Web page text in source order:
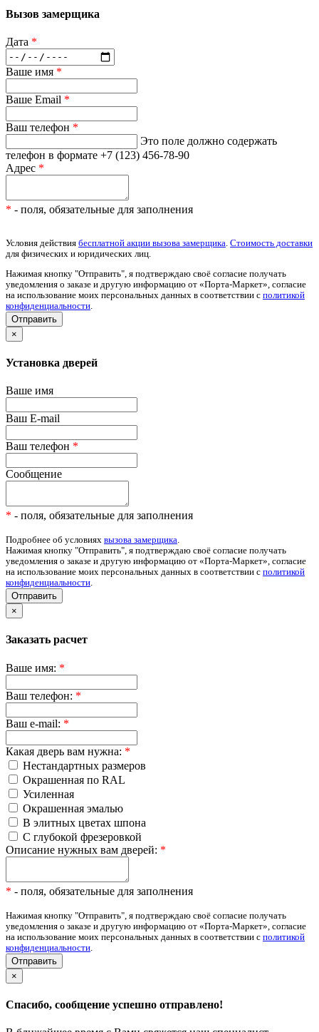
Вызов замерщика
Дата *
Ваше имя *
Ваше Email *
Ваш телефон *
Это поле должно содержать
телефон в формате +7 (123) 456-78-90
Адрес *
* - поля, обязательные для заполнения
Условия действия бесплатной акции вызова замерщика Стоимость доставки
для физических и юридических лиц.
Нажимая кнопку "Отправить", я подтверждаю своё согласие получать
уведомления о заказе и другую информацию от «Порта-Маркет», согласие
на использование моих персональных данных в соответствии с политикой
конфиденциальности
×
Установка дверей
Ваше имя
Ваш E-mail
Ваш телефон *
Сообщение
* - поля, обязательные для заполнения
Подробнее об условиях вызова замерщика.
Нажимая кнопку "Отправить", я подтверждаю своё согласие получать
уведомления о заказе и другую информацию от «Порта-Маркет», согласие
на использование моих персональных данных в соответствии с политикой
конфиденциальности.
Отправить
×
Заказать расчет
Ваше имя: *
Ваш телефон: *
Ваш e-mail: *
Какая дверь вам нужна: *
Нестандартных размеров
Окрашенная по RAL
Усиленная
Окрашенная эмалью
В элитных цветах шпона
С глубокой фрезеровкой
Описание нужных вам дверей: *
* - поля, обязательные для заполнения
Нажимая кнопку "Отправить", я подтверждаю своё согласие получать
уведомления о заказе и другую информацию от «Порта-Маркет», согласие
на использование моих персональных данных в соответствии с политикой
конфиденциальности
×
Спасибо, сообщение успешно отправлено!